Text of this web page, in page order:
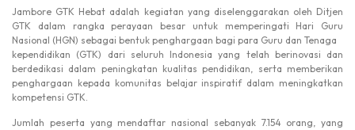
Jambore GTK Hebat adalah kegiatan yang diselenggarakan oleh Ditjen
GTK dalam rangka perayaan besar untuk memperingati Hari Guru
Nasional (HGN) sebagai bentuk penghargaan bagi para Guru dan Tenaga
kependidikan (GTK) dari seluruh Indonesia yang telah berinovasi dan
berdedikasi dalam peningkatan kualitas pendidikan, serta memberikan
penghargaan kepada komunitas belajar inspiratif dalam meningkatkan
kompetensi GTK.
Jumlah peserta yang mendaftar nasional sebanyak 7.154 orang, yang